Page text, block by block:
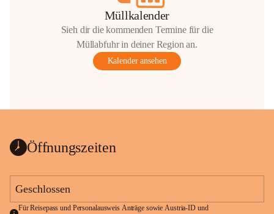
Müllkalender
Sieh dir die kommenden Termine für die
Müllabfuhr in deiner Region an.
Kalender ansehen
Öffnungszeiten
Geschlossen
Für Reisepass und Personalausweis Anträge sowie Austria-ID und